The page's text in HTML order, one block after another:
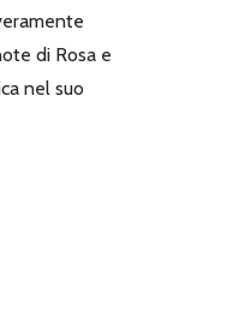
di Rosa e
nel suo